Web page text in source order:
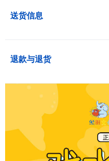
送货信息
退款与退货